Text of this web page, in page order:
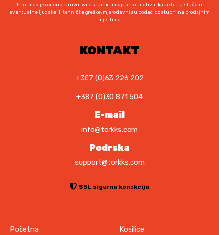
Informacije i cijene na ovoj web stranici imaju informativni karakter. U slučaju
eventualne ljudske ili tehničke greške, mjerodavni su podaci dostupni na prodajnim
mjestima
KONTAKT
+387 (0)63 226 202
+387 (0)30 871 504
E-mail
info@torkks.com
Podrska
support@torkks.com
SSL sigurna konekcija
Početna Kosilice